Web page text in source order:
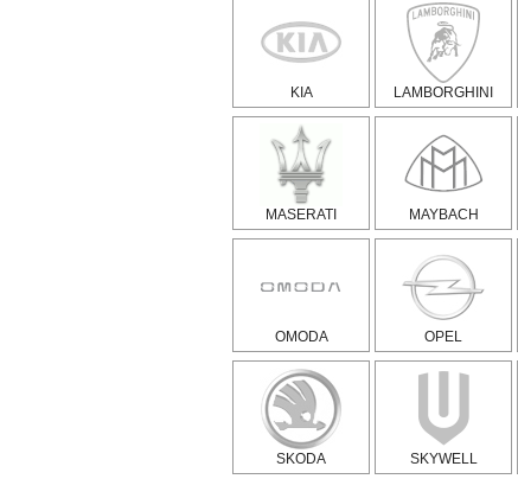
KIA LAMBORGHINI
MASERATI MAYBACH
OMODA OPEL
SKODA SKYWELL